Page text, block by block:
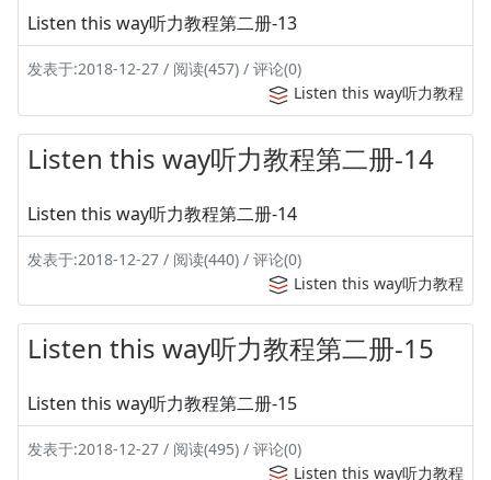
Listen this way听力教程第二册-13
发表于:2018-12-27 / 阅读(457) / 评论(0)
Listen this way听力教程
Listen this way听力教程第二册-14
Listen this way听力教程第二册-14
发表于:2018-12-27 / 阅读(440) / 评论(0)
Listen this way听力教程
Listen this way听力教程第二册-15
Listen this way听力教程第二册-15
发表于:2018-12-27 / 阅读(495) / 评论(0)
Listen this way听力教程